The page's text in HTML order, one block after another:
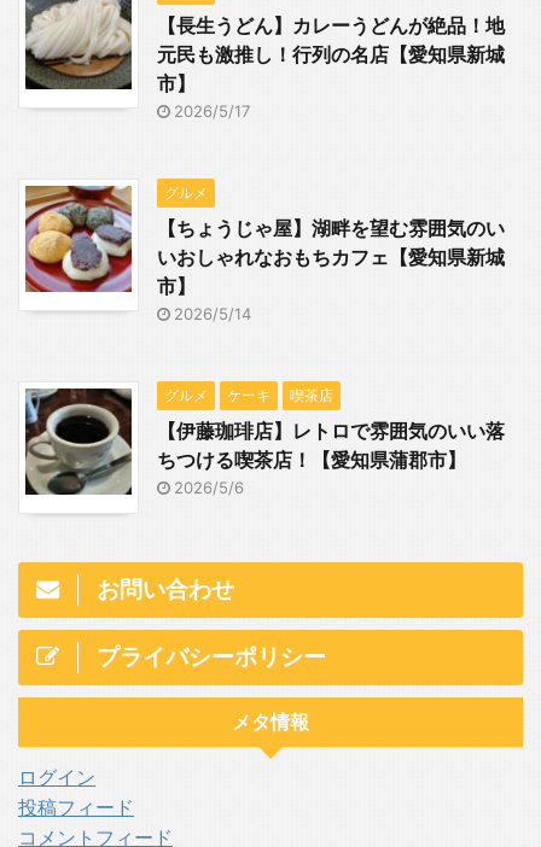
【長生うどん】カレーうどんが絶品！地
元民も激推し！行列の名店【愛知県新城
市】
2026/5/17
グルメ
【ちょうじゃ屋】湖畔を望む雰囲気のい
いおしゃれなおもちカフェ【愛知県新城
市】
2026/5/14
グルメ ケーキ 喫茶店
【伊藤珈琲店】レトロで雰囲気のいい落
ちつける喫茶店！【愛知県蒲郡市】
2026/5/6
お問い合わせ
プライバシーポリシー
メタ情報
ログイン
投稿フィード
コメントフィード